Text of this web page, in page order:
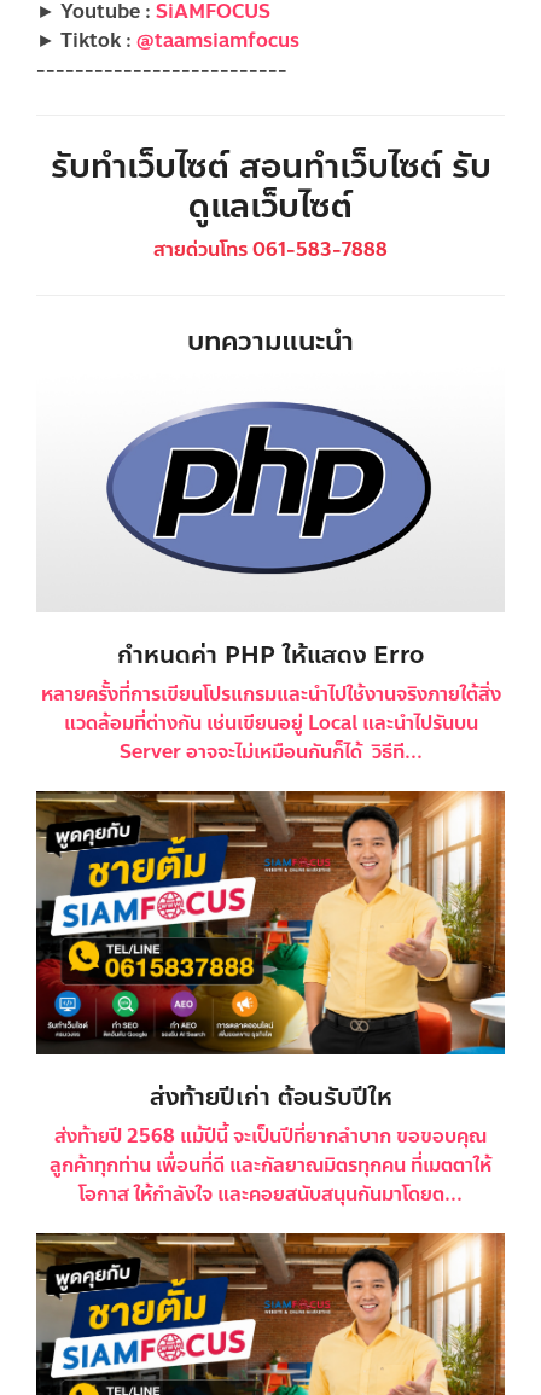
► Youtube : SiAMFOCUS
► Tiktok : @taamsiamfocus
--------------------------
รับทำเว็บไซต์ สอนทำเว็บไซต์ รับ
ดูแลเว็บไซต์
สายด่วนโทร 061-583-7888
บทความแนะนำ
กำหนดค่า PHP ให้แสดง Erro
หลายครั้งที่การเขียนโปรแกรมและนำไปใช้งานจริงภายใต้สิ่ง
แวดล้อมที่ต่างกัน เช่นเขียนอยู่ Local และนำไปรันบน
Server อาจจะไม่เหมือนกันก็ได้ วิธีที...
ส่งท้ายปีเก่า ต้อนรับปีให
ส่งท้ายปี 2568 แม้ปีนี้ จะเป็นปีที่ยากลำบาก ขอขอบคุณ
ลูกค้าทุกท่าน เพื่อนที่ดี และกัลยาณมิตรทุกคน ที่เมตตาให้
โอกาส ให้กำลังใจ และคอยสนับสนุนกันมาโดยต...